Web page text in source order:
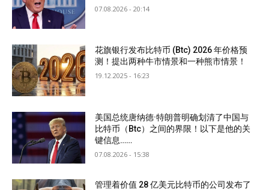
07.08.2026 - 20:14
花旗银行发布比特币 (Btc) 2026 年价格预
测！提出两种牛市情景和一种熊市情景！
19.12.2025 - 16:23
美国总统唐纳德·特朗普明确划清了中国与
比特币（Btc）之间的界限！以下是他的关
键信息……
07.08.2026 - 15:38
管理着价值 28 亿美元比特币的公司发布了